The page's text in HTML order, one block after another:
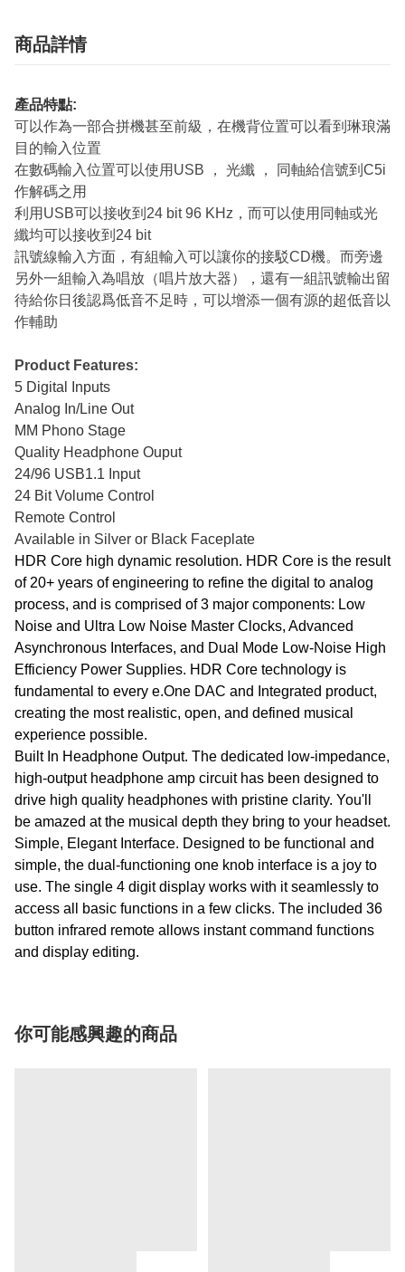
商品詳情
產品特點:
可以作為一部合拼機甚至前級，在機背位置可以看到琳琅滿
目的輸入位置
在數碼輸入位置可以使用USB ， 光纖 ， 同軸給信號到C5i
作解碼之用
利用USB可以接收到24 bit 96 KHz，而可以使用同軸或光
纖均可以接收到24 bit
訊號線輸入方面，有組輸入可以讓你的接駁CD機。而旁邊
另外一組輸入為唱放（唱片放大器），還有一組訊號輸出留
待給你日後認爲低音不足時，可以增添一個有源的超低音以
作輔助
Product Features:
5 Digital Inputs
Analog In/Line Out
MM Phono Stage
Quality Headphone Ouput
24/96 USB1.1 Input
24 Bit Volume Control
Remote Control
Available in Silver or Black Faceplate
HDR Core high dynamic resolution. HDR Core is the result
of 20+ years of engineering to refine the digital to analog
process, and is comprised of 3 major components: Low
Noise and Ultra Low Noise Master Clocks, Advanced
Asynchronous Interfaces, and Dual Mode Low-Noise High
Efficiency Power Supplies. HDR Core technology is
fundamental to every e.One DAC and Integrated product,
creating the most realistic, open, and defined musical
experience possible.
Built In Headphone Output. The dedicated low-impedance,
high-output headphone amp circuit has been designed to
drive high quality headphones with pristine clarity. You'll
be amazed at the musical depth they bring to your headset.
Simple, Elegant Interface. Designed to be functional and
simple, the dual-functioning one knob interface is a joy to
use. The single 4 digit display works with it seamlessly to
access all basic functions in a few clicks. The included 36
button infrared remote allows instant command functions
and display editing.
你可能感興趣的商品